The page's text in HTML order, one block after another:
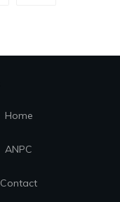
Home
ANPC
Contact